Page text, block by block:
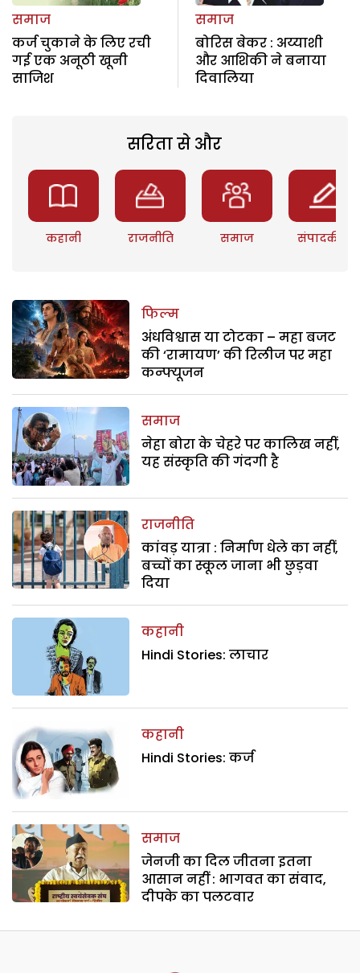
समाज
कर्ज चुकाने के लिए रची
गई एक अनूठी खूनी
साजिश
समाज
बोरिस बेकर : अय्याशी
और आशिकी ने बनाया
दिवालिया
सरिता से और
कहानी राजनीति समाज संपादकीय
फिल्म
अंधविश्वास या टोटका – महा बजट
की ‘रामायण’ की रिलीज पर महा
कन्फ्यूजन
समाज
नेहा बोरा के चेहरे पर कालिख नहीं,
यह संस्कृति की गंदगी है
राजनीति
कांवड़ यात्रा : निर्माण धेले का नहीं,
बच्चों का स्कूल जाना भी छुड़वा
दिया
कहानी
Hindi Stories: लाचार
कहानी
Hindi Stories: कर्ज
समाज
जेनजी का दिल जीतना इतना
आसान नहीं : भागवत का संवाद,
दीपके का पलटवार